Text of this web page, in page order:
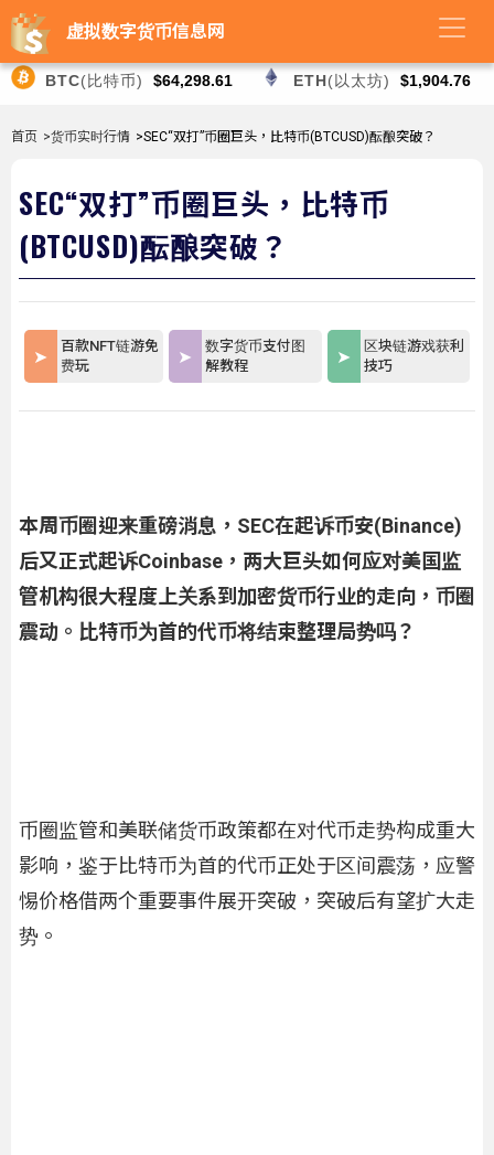
虚拟数字货币信息网
BTC(比特币) $64,298.61 ETH(以太坊) $1,904.76
首页 >货币实时行情 >SEC“双打”币圈巨头，比特币(BTCUSD)酝酿突破？
SEC“双打”币圈巨头，比特币
(BTCUSD)酝酿突破？
百款NFT链游免
费玩
数字货币支付图
解教程
区块链游戏获利
技巧
本周币圈迎来重磅消息，SEC在起诉币安(Binance)
后又正式起诉Coinbase，两大巨头如何应对美国监
管机构很大程度上关系到加密货币行业的走向，币圈
震动。比特币为首的代币将结束整理局势吗？
币圈监管和美联储货币政策都在对代币走势构成重大
影响，鉴于比特币为首的代币正处于区间震荡，应警
惕价格借两个重要事件展开突破，突破后有望扩大走
势。